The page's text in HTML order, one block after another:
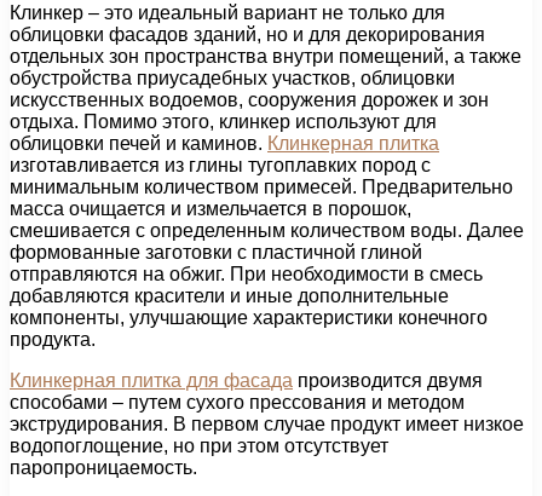
Клинкер – это идеальный вариант не только для
облицовки фасадов зданий, но и для декорирования
отдельных зон пространства внутри помещений, а также
обустройства приусадебных участков, облицовки
искусственных водоемов, сооружения дорожек и зон
отдыха. Помимо этого, клинкер используют для
облицовки печей и каминов. Клинкерная плитка
изготавливается из глины тугоплавких пород с
минимальным количеством примесей. Предварительно
масса очищается и измельчается в порошок,
смешивается с определенным количеством воды. Далее
формованные заготовки с пластичной глиной
отправляются на обжиг. При необходимости в смесь
добавляются красители и иные дополнительные
компоненты, улучшающие характеристики конечного
продукта.
Клинкерная плитка для фасада производится двумя
способами – путем сухого прессования и методом
экструдирования. В первом случае продукт имеет низкое
водопоглощение, но при этом отсутствует
паропроницаемость.